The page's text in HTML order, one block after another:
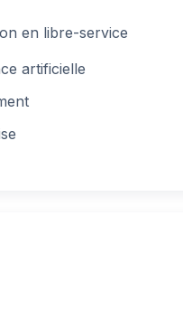
en libre-service
artificielle